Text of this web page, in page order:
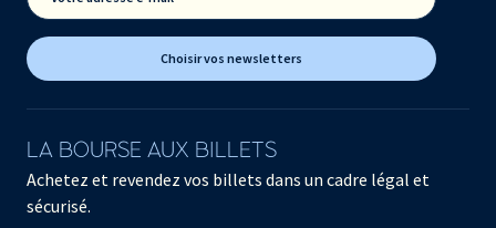
Choisir vos newsletters
LA BOURSE AUX BILLETS
Achetez et revendez vos billets dans un cadre légal et
sécurisé.